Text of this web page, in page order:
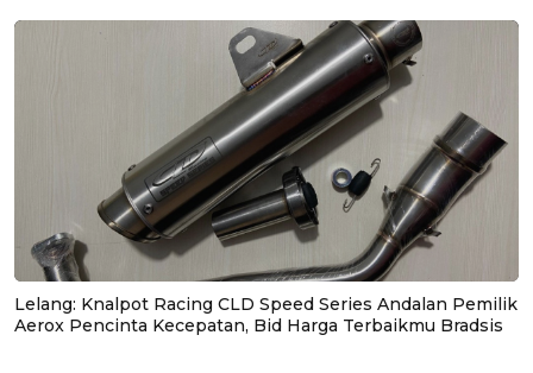
Lelang: Knalpot Racing CLD Speed Series Andalan Pemilik
Aerox Pencinta Kecepatan, Bid Harga Terbaikmu Bradsis